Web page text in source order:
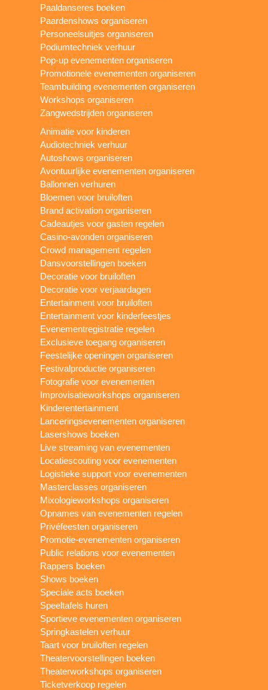
Paaldanseres boeken
Paardenshows organiseren
Personeelsuitjes organiseren
Podiumtechniek verhuur
Pop-up evenementen organiseren
Promotionele evenementen organiseren
Teambuilding evenementen organiseren
Workshops organiseren
Zangwedstrijden organiseren
Animatie voor kinderen
Audiotechniek verhuur
Autoshows organiseren
Avontuurlijke evenementen organiseren
Ballonnen verhuren
Bloemen voor bruiloften
Brand activation organiseren
Cadeautjes voor gasten regelen
Casino-avonden organiseren
Crowd management regelen
Dansvoorstellingen boeken
Decoratie voor bruiloften
Decoratie voor verjaardagen
Entertainment voor bruiloften
Entertainment voor kinderfeestjes
Evenementregistratie regelen
Exclusieve toegang organiseren
Feestelijke openingen organiseren
Festivalproductie organiseren
Fotografie voor evenementen
Improvisatieworkshops organiseren
Kinderentertainment
Lanceringsevenementen organiseren
Lasershows boeken
Live streaming van evenementen
Locatiescouting voor evenementen
Logistieke support voor evenementen
Masterclasses organiseren
Mixologieworkshops organiseren
Opnames van evenementen regelen
Privéfeesten organiseren
Promotie-evenementen organiseren
Public relations voor evenementen
Rappers boeken
Shows boeken
Speciale acts boeken
Speeltafels huren
Sportieve evenementen organiseren
Springkastelen verhuur
Taart voor bruiloften regelen
Theatervoorstellingen boeken
Theaterworkshops organiseren
Ticketverkoop regelen